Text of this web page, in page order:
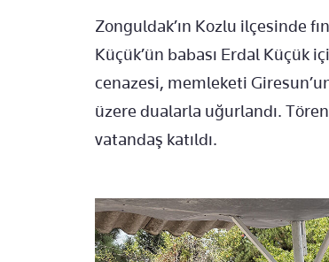
Zonguldak’ın Kozlu ilçesinde
Küçük’ün babası Erdal Küçük
cenazesi, memleketi
üzere dualarla uğurlandı.
vatandaş katıldı.